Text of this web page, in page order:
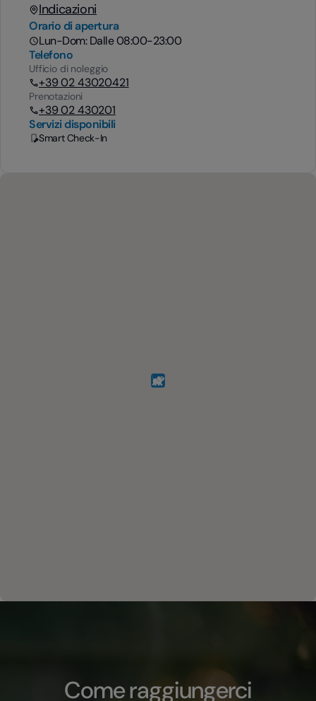
Indicazioni
Orario di apertura
Lun-Dom: Dalle 08:00-23:00
Telefono
Ufficio di noleggio
+39 02 43020421
Prenotazioni
+39 02 430201
Servizi disponibili
Smart Check-In
Come raggiungerci